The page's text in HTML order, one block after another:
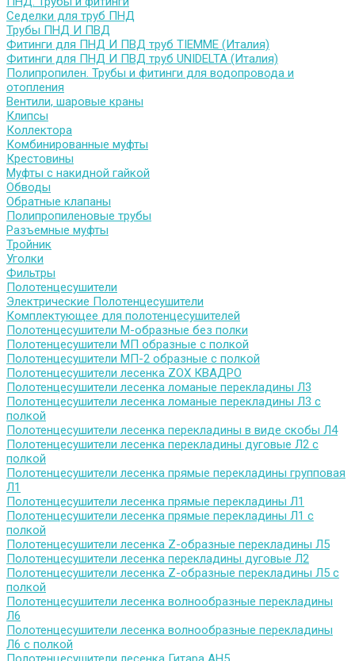
Седелки для труб ПНД
Трубы ПНД И ПВД
Фитинги для ПНД И ПВД труб TIEMME (Италия)
Фитинги для ПНД И ПВД труб UNIDELTA (Италия)
Полипропилен. Трубы и фитинги для водопровода и
отопления
Вентили, шаровые краны
Клипсы
Коллектора
Комбинированные муфты
Крестовины
Муфты с накидной гайкой
Обводы
Обратные клапаны
Полипропиленовые трубы
Разъемные муфты
Тройник
Уголки
Фильтры
Полотенцесушители
Электрические Полотенцесушители
Комплектующее для полотенцесушителей
Полотенцесушители М-образные без полки
Полотенцесушители МП образные с полкой
Полотенцесушители МП-2 образные с полкой
Полотенцесушители лесенка ZOX КВАДРО
Полотенцесушители лесенка ломаные перекладины Л3
Полотенцесушители лесенка ломаные перекладины Л3 с
полкой
Полотенцесушители лесенка перекладины в виде скобы Л4
Полотенцесушители лесенка перекладины дуговые Л2 с
полкой
Полотенцесушители лесенка прямые перекладины групповая
Л1
Полотенцесушители лесенка прямые перекладины Л1
Полотенцесушители лесенка прямые перекладины Л1 с
полкой
Полотенцесушители лесенка Z-образные перекладины Л5
Полотенцесушители лесенка перекладины дуговые Л2
Полотенцесушители лесенка Z-образные перекладины Л5 с
полкой
Полотенцесушители лесенка волнообразные перекладины
Л6
Полотенцесушители лесенка волнообразные перекладины
Л6 с полкой